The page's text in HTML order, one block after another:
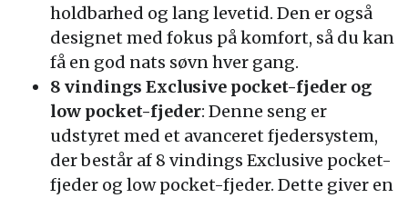
holdbarhed og lang levetid. Den er også
designet med fokus på komfort, så du kan
få en god nats søvn hver gang.
8 vindings Exclusive pocket-fjeder og
low pocket-fjeder: Denne seng er
udstyret med et avanceret fjedersystem,
der består af 8 vindings Exclusive pocket-
fjeder og low pocket-fjeder. Dette giver en